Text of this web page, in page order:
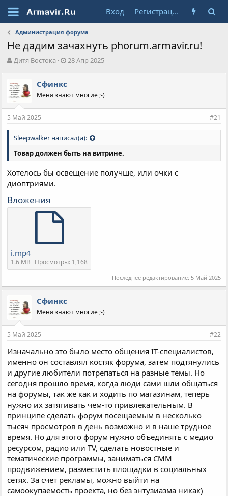
Вход Регистрация
Администрация форума
Не дадим зачахнуть phorum.armavir.ru!
А
о
р
т
е
ы
Дитя Востока
Д
н
л
а
28 Апр 2025
Сфинкс
Меня знают многие ;-)
5 Май 2025 #21
Sleepwalker написал(а):
Товар должен быть на витрине.
Хотелось бы освещение получше, или очки с
диоптриями.
Вложения
i.mp4
1.6 MB Просмотры: 1,168
Последнее редактирование: 5 Май 2025
Сфинкс
Меня знают многие ;-)
5 Май 2025 #22
Изначально это было место общения IT-специалистов,
именно он составлял костяк форума, затем подтянулись
и другие любители потрепаться на разные темы. Но
сегодня прошло время, когда люди сами шли общаться
на форумы, так же как и ходить по магазинам, теперь
нужно их затягивать чем-то привлекательным. В
принципе сделать форум посещаемым в несколько
тысяч просмотров в день возможно и в наше трудное
время. Но для этого форум нужно объединять с медио
ресурсом, радио или TV, сделать новостные и
тематические программы, заниматься СММ
продвижением, разместить площадки в социальных
сетях. За счет рекламы, можно выйти на
самоокупаемость проекта, но без энтузиазма никак)